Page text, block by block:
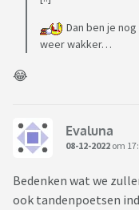
Dan ben je
weer wakker…
😂
Evaluna
08-12-2022 om
Bedenken wat we
ook tandenpoetsen